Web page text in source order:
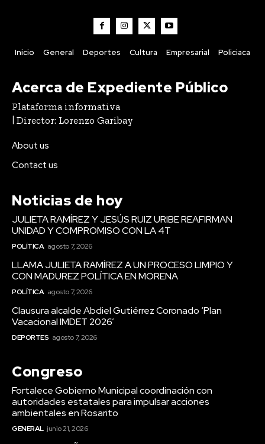
Inicio General Deportes Cultura Empresarial Policiaca
Acerca de Expediente Público
Plataforma informativa
| Director: Lorenzo Garibay
About us
Contact us
Noticias de hoy
JULIETA RAMÍREZ Y JESÚS RUIZ URIBE REAFIRMAN
UNIDAD Y COMPROMISO CON LA 4T
POLÍTICA agosto 7, 2026
LLAMA JULIETA RAMÍREZ A UN PROCESO LIMPIO Y
CON MADUREZ POLÍTICA EN MORENA
POLÍTICA agosto 7, 2026
Clausura alcalde Abdiel Gutiérrez Coronado ‘Plan
Vacacional IMDET 2026’
DEPORTES agosto 7, 2026
Congreso
Fortalece Gobierno Municipal coordinación con
autoridades estatales para impulsar acciones
ambientales en Rosarito
GENERAL junio 21, 2026